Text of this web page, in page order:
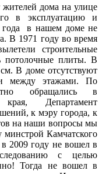
дома на улице
в эксплуатацию и
года в нашем доме не
В 1971 году во время
строительные
потолочные плиты. В
В доме отсутствуют
между этажами. По
обращались в
Департамент
к мэру города, к
на наши вопросы мы
Камчатского
2009 году не вошел в
с целью
Тогда не вошел в